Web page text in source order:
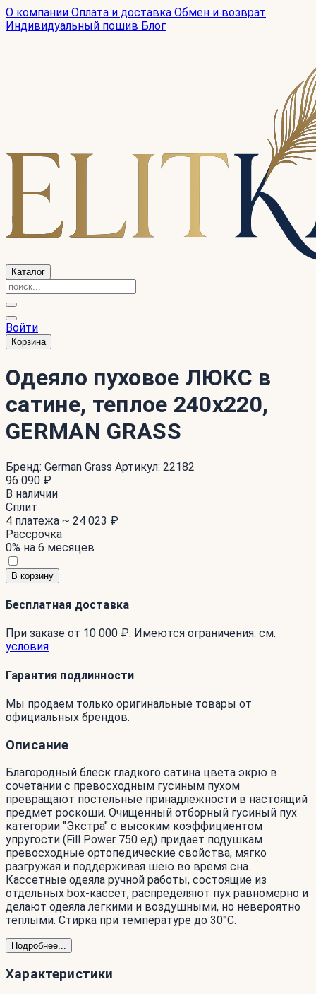
О компании Оплата и доставка Обмен и возврат
Индивидуальный пошив Блог
Каталог
Войти
Корзина
Одеяло пуховое ЛЮКС в
сатине, теплое 240x220,
GERMAN GRASS
Бренд: German Grass Артикул: 22182
96 090 ₽
В наличии
Сплит
4 платежа ~ 24 023 ₽
Рассрочка
0% на 6 месяцев
В корзину
Бесплатная доставка
При заказе от 10 000 ₽. Имеются ограничения. см.
условия
Гарантия подлинности
Мы продаем только оригинальные товары от
официальных брендов.
Описание
Благородный блеск гладкого сатина цвета экрю в
сочетании с превосходным гусиным пухом
превращают постельные принадлежности в настоящий
предмет роскоши. Очищенный отборный гусиный пух
категории "Экстра" с высоким коэффициентом
упругости (Fill Power 750 ед) придает подушкам
превосходные ортопедические свойства, мягко
разгружая и поддерживая шею во время сна.
Кассетные одеяла ручной работы, состоящие из
отдельных box-кассет, распределяют пух равномерно и
делают одеяла легкими и воздушными, но невероятно
теплыми. Стирка при температуре до 30°С.
Подробнее...
Характеристики